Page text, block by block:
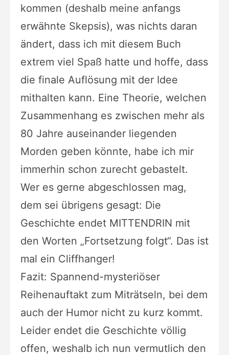
kommen (deshalb meine anfangs
erwähnte Skepsis), was nichts daran
ändert, dass ich mit diesem Buch
extrem viel Spaß hatte und hoffe, dass
die finale Auflösung mit der Idee
mithalten kann. Eine Theorie, welchen
Zusammenhang es zwischen mehr als
80 Jahre auseinander liegenden
Morden geben könnte, habe ich mir
immerhin schon zurecht gebastelt.
Wer es gerne abgeschlossen mag,
dem sei übrigens gesagt: Die
Geschichte endet MITTENDRIN mit
den Worten „Fortsetzung folgt“. Das ist
mal ein Cliffhanger!
Fazit: Spannend-mysteriöser
Reihenauftakt zum Miträtseln, bei dem
auch der Humor nicht zu kurz kommt.
Leider endet die Geschichte völlig
offen, weshalb ich nun vermutlich den